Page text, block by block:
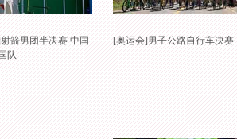
箭男团半决赛 中国
队
[奥运会]男子公路自行车决赛